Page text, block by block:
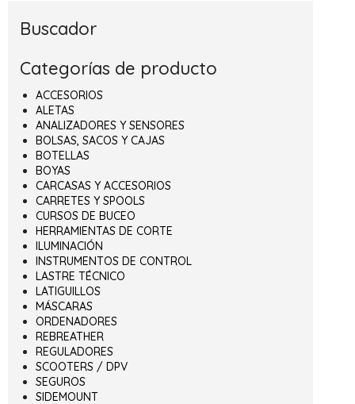
Buscador
Categorías de producto
ACCESORIOS
ALETAS
ANALIZADORES Y SENSORES
BOLSAS, SACOS Y CAJAS
BOTELLAS
BOYAS
CARCASAS Y ACCESORIOS
CARRETES Y SPOOLS
CURSOS DE BUCEO
HERRAMIENTAS DE CORTE
ILUMINACIÓN
INSTRUMENTOS DE CONTROL
LASTRE TÉCNICO
LATIGUILLOS
MÁSCARAS
ORDENADORES
REBREATHER
REGULADORES
SCOOTERS / DPV
SEGUROS
SIDEMOUNT